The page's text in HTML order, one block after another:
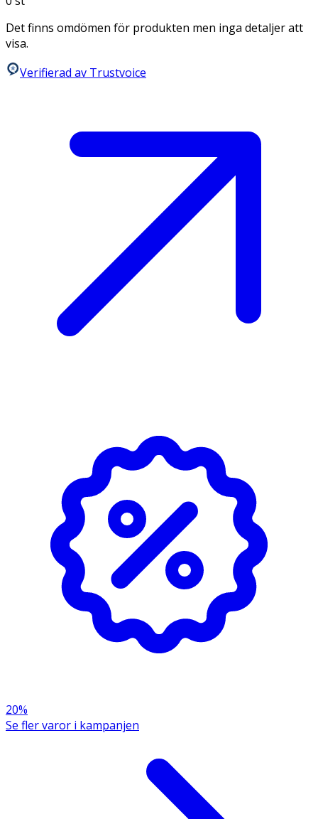
Det finns omdömen för produkten men inga detaljer att
visa.
Verifierad av Trustvoice
20%
Se fler varor i kampanjen